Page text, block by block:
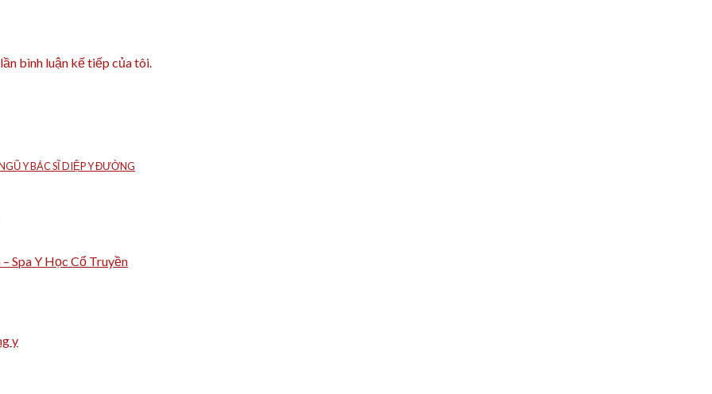
Y BÁC SĨ DIỆP Y ĐƯỜNG
bình luận kế tiếp của tôi.
Spa Y Học Cổ Truyền
y